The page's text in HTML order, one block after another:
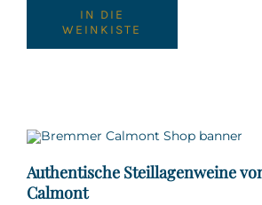
IN DIE
WEINKISTE
Authentische Steillagenweine
Calmont